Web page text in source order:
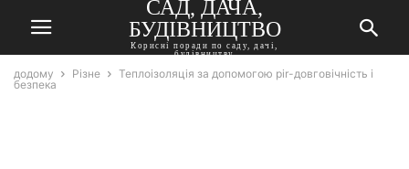
САД, ДАЧА,
БУДІВНИЦТВО
Корисні поради по саду, дачі,
будівництву
додому Різне
Теплоізоляція за допомогою pir-довговічність і
безпека